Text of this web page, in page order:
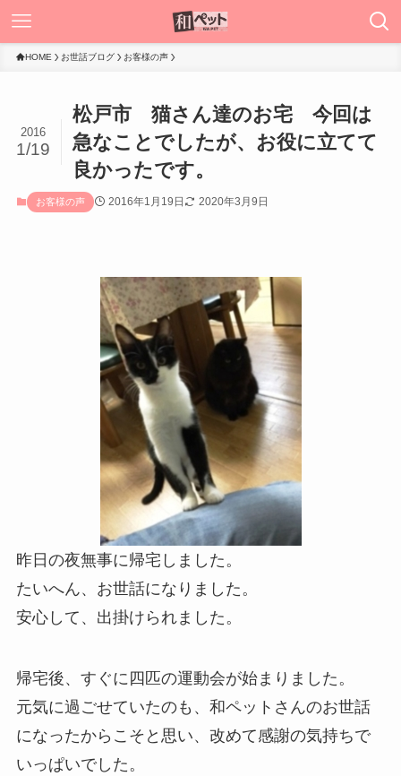
HOME お世話ブログ お客様の声
松戸市 猫さん達のお宅 今回は
急なことでしたが、お役に立てて
良かったです。
2016
1/19
お客様の声 2016年1月19日 2020年3月9日
昨日の夜無事に帰宅しました。
たいへん、お世話になりました。
安心して、出掛けられました。
帰宅後、すぐに四匹の運動会が始まりました。
元気に過ごせていたのも、和ペットさんのお世話
になったからこそと思い、改めて感謝の気持ちで
いっぱいでした。